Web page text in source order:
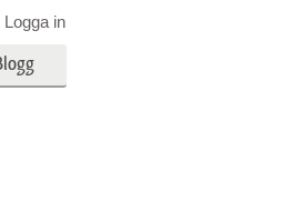
Logga in